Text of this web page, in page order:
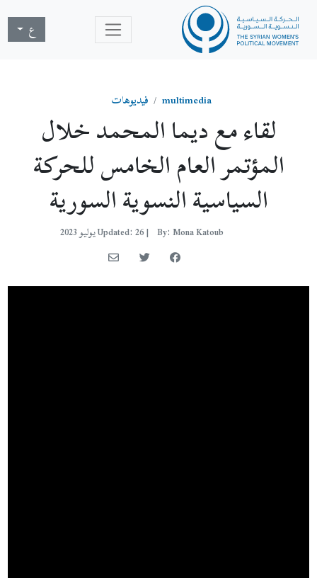
ع
multimedia فيديوهات
لقاء مع ديما المحمد خلال
المؤتمر العام الخامس للحركة
السياسية النسوية السورية
By: Mona Katoub Updated: 26 يوليو 2023